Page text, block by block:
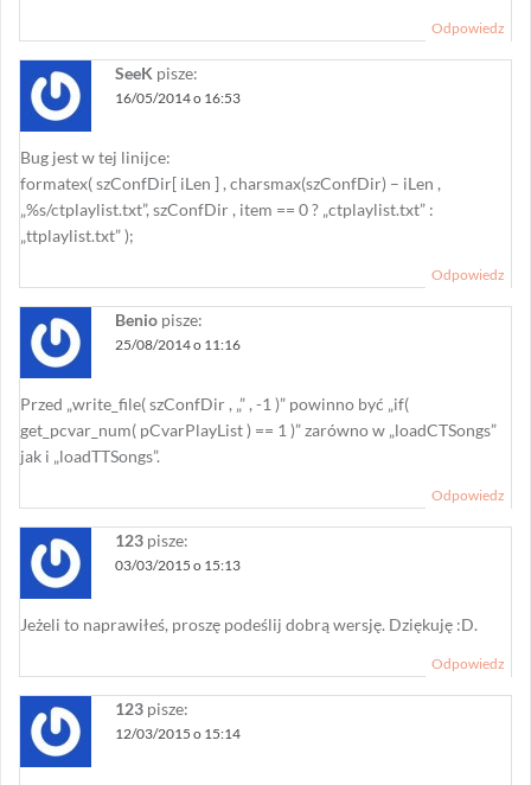
Odpowiedz
SeeK pisze:
16/05/2014 o 16:53
Bug jest w tej linijce:
formatex( szConfDir[ iLen ] , charsmax(szConfDir) – iLen ,
„%s/ctplaylist.txt”, szConfDir , item == 0 ? „ctplaylist.txt” :
„ttplaylist.txt” );
Odpowiedz
Benio pisze:
25/08/2014 o 11:16
Przed „write_file( szConfDir , „” , -1 )” powinno być „if(
get_pcvar_num( pCvarPlayList ) == 1 )” zarówno w „loadCTSongs”
jak i „loadTTSongs”.
Odpowiedz
123 pisze:
03/03/2015 o 15:13
Jeżeli to naprawiłeś, proszę podeślij dobrą wersję. Dziękuję :D.
Odpowiedz
123 pisze:
12/03/2015 o 15:14